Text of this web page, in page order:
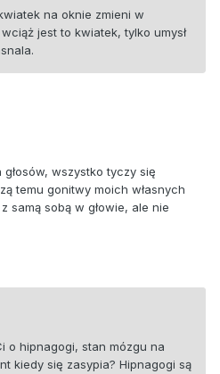
na oknie zmieni w
jest to kwiatek, tylko umysł
wszystko tyczy się
temu gonitwy moich własnych
samą sobą w głowie, ale nie
o hipnagogi, stan mózgu na
kiedy się zasypia? Hipnagogi są